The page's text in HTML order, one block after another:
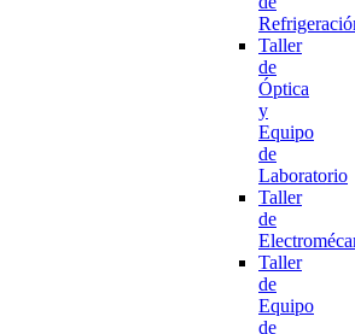
Taller
de
Óptica
y
Equipo
de
Laboratorio
Taller
de
Taller
de
Equipo
de